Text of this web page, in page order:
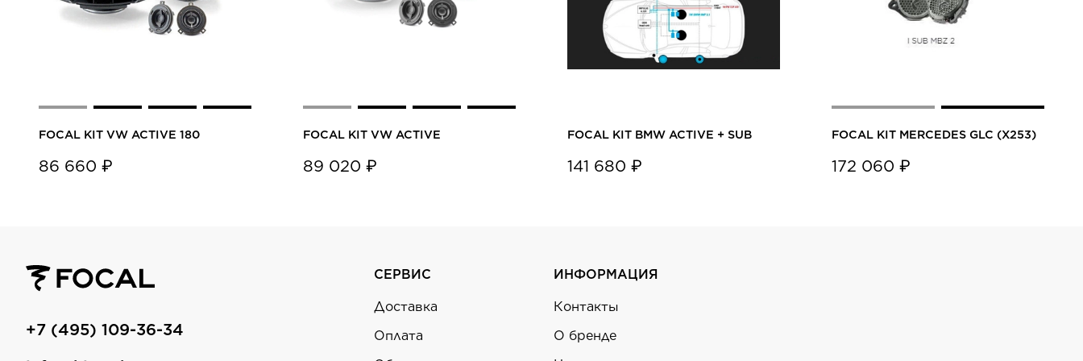
FOCAL KIT VW ACTIVE 180
86 660 ₽
FOCAL KIT VW ACTIVE
89 020 ₽
FOCAL KIT BMW ACTIVE + SUB
141 680 ₽
FOCAL KIT MERCEDES GLC (X253)
172 060 ₽
СЕРВИС
Доставка
Оплата
ИНФОРМАЦИЯ
Контакты
О бренде
+7 (495) 109-36-34